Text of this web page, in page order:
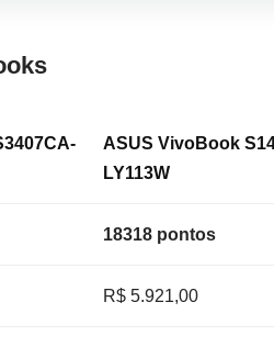
ASUS VivoBook
LY113W
18318 pontos
R$ 5.921,00